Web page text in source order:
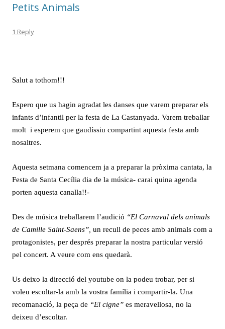
Petits Animals
1 Reply
Salut a tothom!!!
Espero que us hagin agradat les danses que varem preparar els
infants d’infantil per la festa de La Castanyada. Varem treballar
molt i esperem que gaudíssiu compartint aquesta festa amb
nosaltres.
Aquesta setmana comencem ja a preparar la pròxima cantata, la
Festa de Santa Cecília dia de la música- carai quina agenda
porten aquesta canalla!!-
Des de música treballarem l’audició “El Carnaval dels animals
de Camille Saint-Saens”, un recull de peces amb animals com a
protagonistes, per després preparar la nostra particular versió
pel concert. A veure com ens quedarà.
Us deixo la direcció del youtube on la podeu trobar, per si
voleu escoltar-la amb la vostra família i compartir-la. Una
recomanació, la peça de “El cigne” es meravellosa, no la
deixeu d’escoltar.